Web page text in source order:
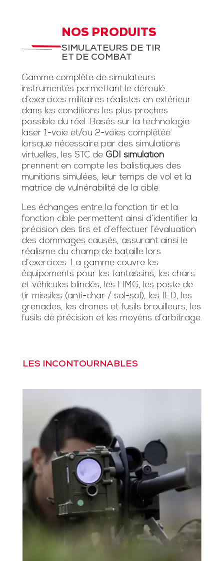
NOS PRODUITS
SIMULATEURS DE TIR
ET DE COMBAT
Gamme complète de simulateurs
instrumentés permettant le déroulé
d’exercices militaires réalistes en extérieur
dans les conditions les plus proches
possible du réel. Basés sur la technologie
laser 1-voie et/ou 2-voies complétée
lorsque nécessaire par des simulations
virtuelles, les STC de GDI simulation
prennent en compte les balistiques des
munitions simulées, leur temps de vol et la
matrice de vulnérabilité de la cible.
Les échanges entre la fonction tir et la
fonction cible permettent ainsi d’identifier la
précision des tirs et d’effectuer l’évaluation
des dommages causés, assurant ainsi le
réalisme du champ de bataille lors
d’exercices. La gamme couvre les
équipements pour les fantassins, les chars
et véhicules blindés, les HMG, les poste de
tir missiles (anti-char / sol-sol), les IED, les
grenades, les drones et fusils brouilleurs, les
fusils de précision et les moyens d’arbitrage.
LES INCONTOURNABLES